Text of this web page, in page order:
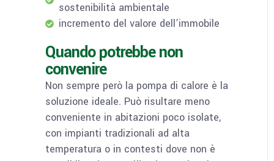
sostenibilità ambientale
incremento del valore dell’immobile
Quando potrebbe non
convenire
Non sempre però la pompa di calore è la
soluzione ideale. Può risultare meno
conveniente in abitazioni poco isolate,
con impianti tradizionali ad alta
temperatura o in contesti dove non è